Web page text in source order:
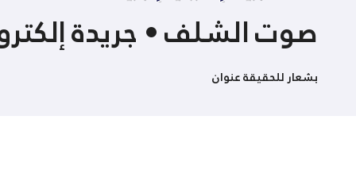
صوت الشلف • جريدة
بشعار للحقيقة عنوان